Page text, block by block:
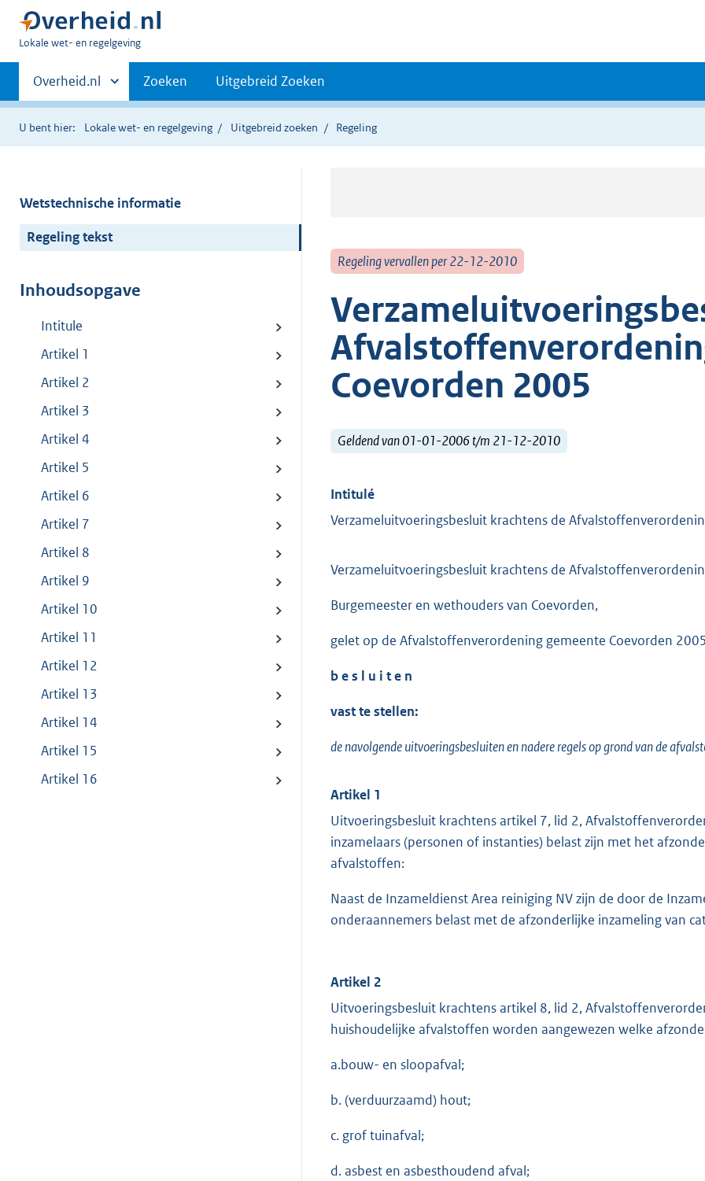
U
hier:
Lokale wet- en regelgeving
Primaire
navigatie
Andere
sites
binnen
Overheid.nl Zoeken Uitgebreid Zoeken
U bent hier: Lokale wet- en regelgeving Uitgebreid zoeken Regeling
Wetstechnische informatie
Regeling tekst
Inhoudsopgave
Intitule
Artikel 1
Artikel 2
Artikel 3
Artikel 4
Artikel 5
Artikel 6
Artikel 7
Artikel 8
Artikel 9
Artikel 10
Artikel 11
Artikel 12
Artikel 13
Artikel 14
Artikel 15
Artikel 16
Regeling vervallen per 22-12-2010
Coevorden 2005
Geldend van 01-01-2006 t/m 21-12-2010
Intitulé
Verzameluitvoeringsbesluit krachtens de
Verzameluitvoeringsbesluit krachtens de
Burgemeester en wethouders van Coevorden,
gelet op de Afvalstoffenverordening gemeente Coevorden
b e s l u i t e n
vast te stellen:
de navolgende uitvoeringsbesluiten en nadere regels op grond van de
Artikel 1
Uitvoeringsbesluit krachtens artikel 7, lid 2,
inzamelaars (personen of instanties) belast zijn met het
afvalstoffen:
Naast de Inzameldienst Area reiniging NV zijn de door de
onderaannemers belast met de afzonderlijke inzameling van
Artikel 2
Uitvoeringsbesluit krachtens artikel 8, lid 2,
huishoudelijke afvalstoffen worden aangewezen welke
a.bouw- en sloopafval;
b. (verduurzaamd) hout;
c. grof tuinafval;
d. asbest en asbesthoudend afval;